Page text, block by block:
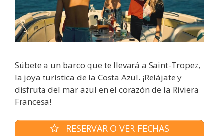
Súbete a un barco que te llevará a Saint-Tropez,
la joya turística de la Costa Azul. ¡Relájate y
disfruta del mar azul en el corazón de la Riviera
Francesa!
RESERVAR O VER FECHAS